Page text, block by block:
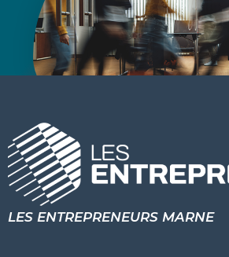
LES ENTREPRENEURS MARNE